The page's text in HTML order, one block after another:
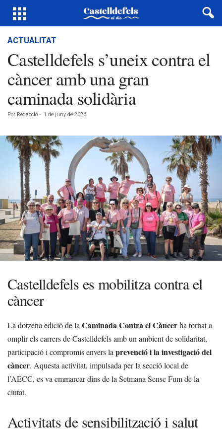
ACTUALITAT
Castelldefels s’uneix contra el
càncer amb una gran
caminada solidària
Por Redacció - 1 de juny de 2026
Castelldefels es mobilitza contra el
càncer
La dotzena edició de la Caminada Contra el Càncerha tornat a
omplir els carrers de Castelldefels amb un ambient de solidaritat,
participació i compromís envers la prevenció i la investigació del
càncer. Aquesta activitat, impulsada per la secció local de
l’AECC, es va emmarcar dins de la Setmana Sense Fum de la
ciutat.
Activitats de sensibilització i salut